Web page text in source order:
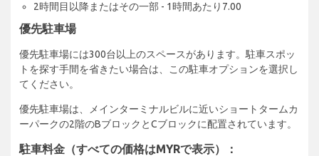
2時間目以降またはその一部 - 1時間あたり7.00
優先駐車場
優先駐車場には300台以上のスペースがあります。駐車スポッ
トを探す手間を省きたい場合は、この駐車オプションを選択し
てください。
優先駐車場は、メインターミナルビルに近いショートタームカ
ーパークの2階のBブロックとCブロックに配置されています。
駐車料金（すべての価格はMYRで表示）：